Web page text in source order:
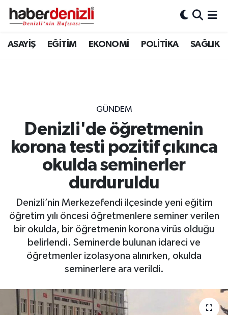
ASAYİŞ EĞİTİM EKONOMİ POLİTİKA SAĞLIK
GÜNDEM
Denizli'de öğretmenin
korona testi pozitif çıkınca
okulda seminerler
durduruldu
Denizli’nin Merkezefendi ilçesinde yeni eğitim
öğretim yılı öncesi öğretmenlere seminer verilen
bir okulda, bir öğretmenin korona virüs olduğu
belirlendi. Seminerde bulunan idareci ve
öğretmenler izolasyona alınırken, okulda
seminerlere ara verildi.
Denizli Nöbetçi Eczaneler
Tüm Manşetler
Son Dakika Haberleri